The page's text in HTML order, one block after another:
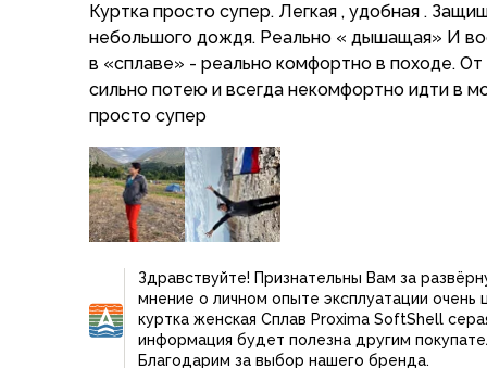
Пенки
Сидушки
Аксессуары
Рюкзаки
Экспедиционные
Треккинговые
Легкоходные
Городские
Питьевые системы
Сумки, кейсы и гермоупаковка
Сумки, баулы
Несессеры, кошельки
Гермоупаковка
Куртка просто супер. Легкая , удобная .
небольшого дождя. Реально « дышащая» И
в «сплаве» - реально комфортно в походе. От
сильно потею и всегда некомфортно идти в
просто супер
Здравствуйте! Признательны Вам за
мнение о личном опыте эксплуатации
куртка женская Сплав Proxima SoftShell
информация будет полезна другим
Благодарим за выбор нашего бренда.